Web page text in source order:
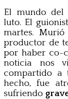
El mundo del
luto. El
martes.
productor de
por haber co-
noticia nos
compartido a
hecho, fue
sufriendo